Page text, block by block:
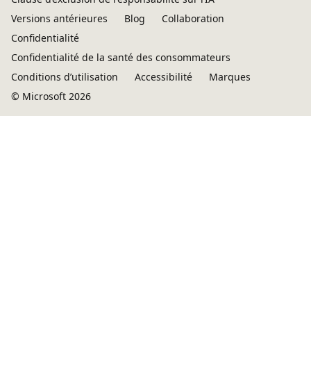
Versions antérieures
Blog
Collaboration
Confidentialité
Confidentialité de la santé des consommateurs
Conditions d’utilisation
Accessibilité
Marques
© Microsoft 2026